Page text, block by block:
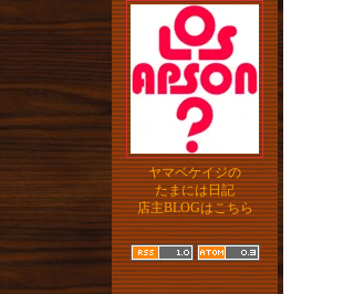
ヤマベケイジの
たまには日記
店主BLOGはこちら